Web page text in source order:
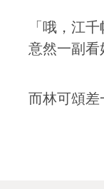
「哦，江
意然一副看
而林可頌差